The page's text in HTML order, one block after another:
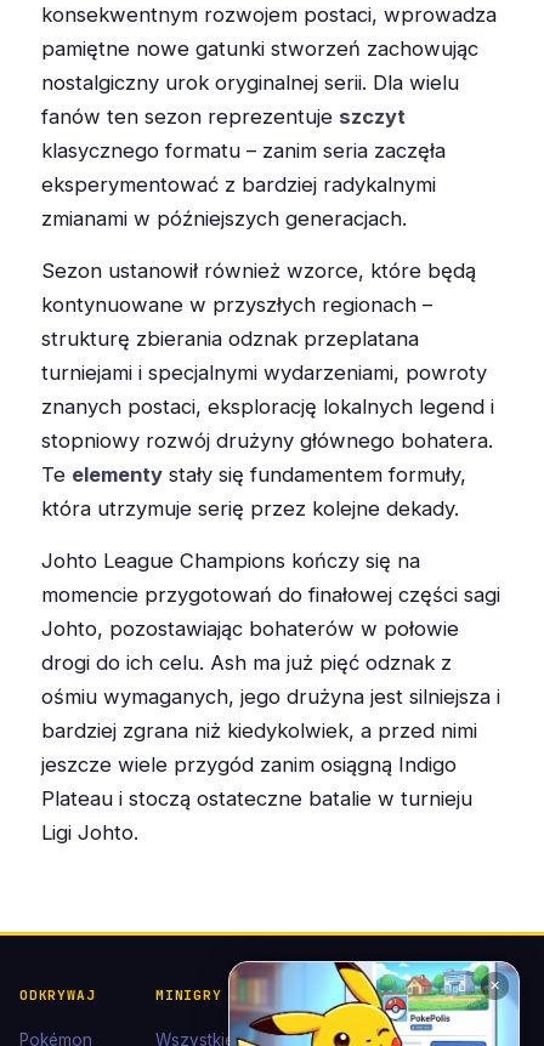
konsekwentnym rozwojem postaci, wprowadza
pamiętne nowe gatunki stworzeń zachowując
nostalgiczny urok oryginalnej serii. Dla wielu
fanów ten sezon reprezentuje szczyt
klasycznego formatu – zanim seria zaczęła
eksperymentować z bardziej radykalnymi
zmianami w późniejszych generacjach.
Sezon ustanowił również wzorce, które będą
kontynuowane w przyszłych regionach –
strukturę zbierania odznak przeplatana
turniejami i specjalnymi wydarzeniami, powroty
znanych postaci, eksplorację lokalnych legend i
stopniowy rozwój drużyny głównego bohatera.
Te elementy stały się fundamentem formuły,
która utrzymuje serię przez kolejne dekady.
Johto League Champions kończy się na
momencie przygotowań do finałowej części sagi
Johto, pozostawiając bohaterów w połowie
drogi do ich celu. Ash ma już pięć odznak z
ośmiu wymaganych, jego drużyna jest silniejsza i
bardziej zgrana niż kiedykolwiek, a przed nimi
jeszcze wiele przygód zanim osiągną Indigo
Plateau i stoczą ostateczne batalie w turnieju
Ligi Johto.
ODKRYWAJ
Pokémon
MINIGRY
Wszystkie
POKÉDEX I
KOLEKCJE
POMOC I
KONTAKT
✕